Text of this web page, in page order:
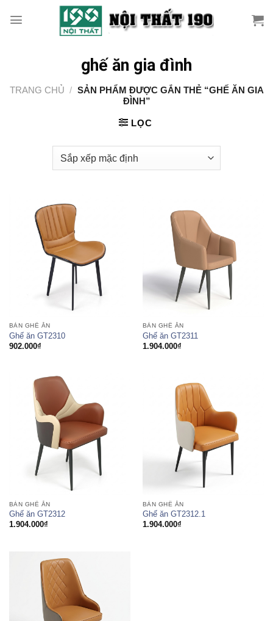
ghế ăn gia đình
TRANG CHỦ / SẢN PHẨM ĐƯỢC GẮN THẺ “GHẾ ĂN GIA
ĐÌNH”
LỌC
BÀN GHẾ ĂN
Ghế ăn GT2310
902.000₫
BÀN GHẾ ĂN
Ghế ăn GT2311
1.904.000₫
BÀN GHẾ ĂN
Ghế ăn GT2312
1.904.000₫
BÀN GHẾ ĂN
Ghế ăn GT2312.1
1.904.000₫